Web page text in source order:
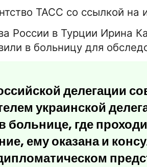
ТАСС со ссылкой на
России в Турции Ирина
в больницу для
делегации
украинской
больнице, где
ему оказана и